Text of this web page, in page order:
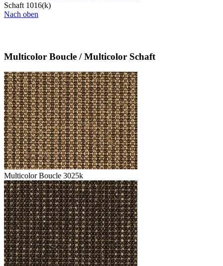
Schaft 1016(k)
Nach oben
Multicolor Boucle / Multicolor Schaft
Multicolor Boucle 3025k